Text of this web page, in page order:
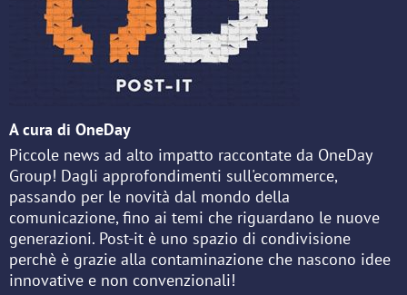
A cura di OneDay
Piccole news ad alto impatto raccontate da OneDay
Group! Dagli approfondimenti sull'ecommerce,
passando per le novità dal mondo della
comunicazione, fino ai temi che riguardano le nuove
generazioni. Post-it è uno spazio di condivisione
perchè è grazie alla contaminazione che nascono idee
innovative e non convenzionali!